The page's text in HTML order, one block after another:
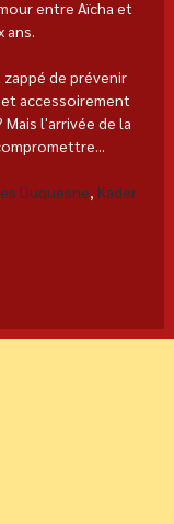
entre Aïcha et
ans.
de prévenir
accessoirement
l'arrivée de la
Duquesne, Kader